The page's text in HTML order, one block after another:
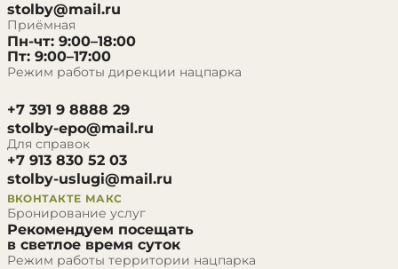
stolby@mail.ru
Приёмная
Пн-чт: 9:00–18:00
Пт: 9:00–17:00
Режим работы дирекции нацпарка
+7 391 9 8888 29
stolby-epo@mail.ru
Для справок
+7 913 830 52 03
stolby-uslugi@mail.ru
ВКОНТАКТЕ МАКС
Бронирование услуг
Рекомендуем посещать
в светлое время суток
Режим работы территории нацпарка